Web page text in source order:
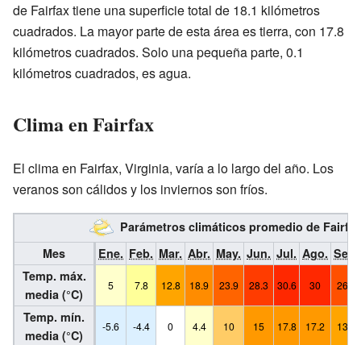
de Fairfax tiene una superficie total de 18.1 kilómetros
cuadrados. La mayor parte de esta área es tierra, con 17.8
kilómetros cuadrados. Solo una pequeña parte, 0.1
kilómetros cuadrados, es agua.
Clima en Fairfax
El clima en Fairfax, Virginia, varía a lo largo del año. Los
veranos son cálidos y los inviernos son fríos.
Parámetros climáticos promedio de
Mes
Ene. Feb. Mar. Abr. May. Jun. Jul. Ago. Sep.
Temp. máx.
media (°C)
5 7.8 12.8 18.9 23.9 28.3 30.6 30 26.1
Temp. mín.
media (°C)
-5.6 -4.4 0 4.4 10 15 17.8 17.2 13.3